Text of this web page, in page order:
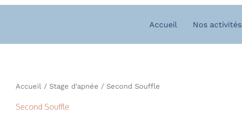
Accueil Nos activités
Accueil / Stage d'apnée / Second Souffle
Second Souffle